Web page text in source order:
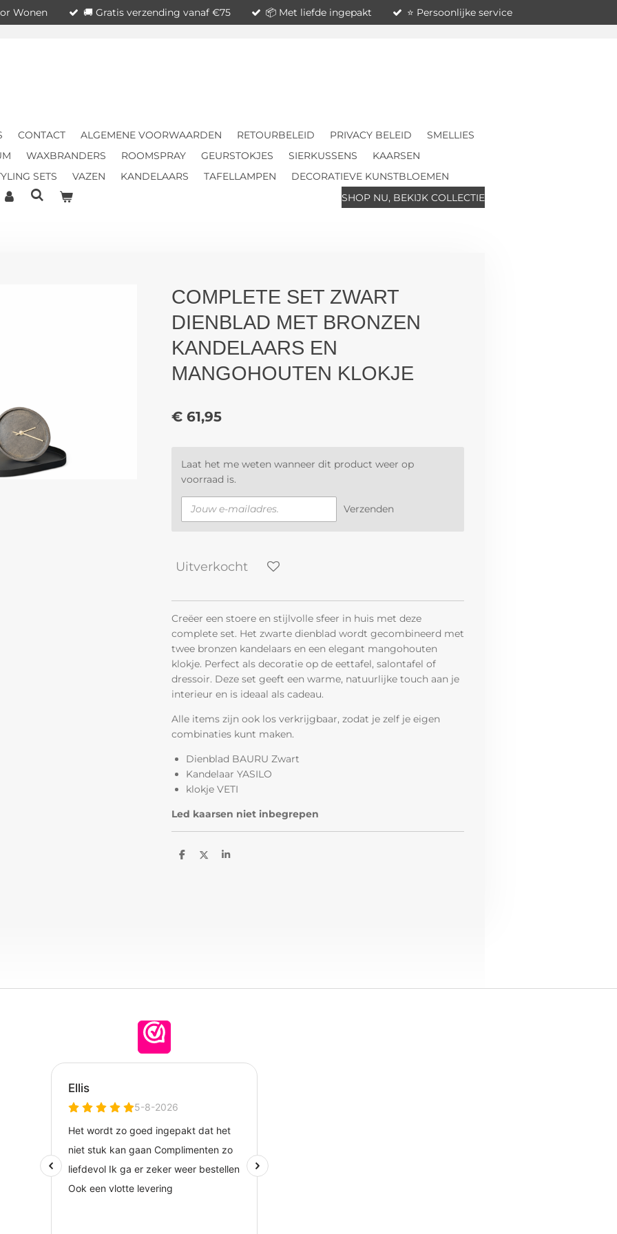
Wonen 🚚 Gratis verzending vanaf €75 📦 Met liefde ingepakt ⭐ Persoonlijke service
CONTACT ALGEMENE VOORWAARDEN RETOURBELEID PRIVACY BELEID
SMELLIES
WAXBRANDERS ROOMSPRAY GEURSTOKJES SIERKUSSENS
KAARSEN
SETS
VAZEN KANDELAARS TAFELLAMPEN
DECORATIEVE KUNSTBLOEMEN
SHOP NU, BEKIJK COLLECTIE
COMPLETE SET ZWART
DIENBLAD MET BRONZEN
KANDELAARS EN
MANGOHOUTEN KLOKJE
€ 61,95
Laat het me weten wanneer dit product weer op
voorraad is.
Verzenden
Uitverkocht
Creëer een stoere en stijlvolle sfeer in huis met deze
complete set. Het zwarte dienblad wordt gecombineerd met
twee bronzen kandelaars en een elegant mangohouten
klokje. Perfect als decoratie op de eettafel, salontafel of
dressoir. Deze set geeft een warme, natuurlijke touch aan je
interieur en is ideaal als cadeau.
Alle items zijn ook los verkrijgbaar, zodat je zelf je eigen
combinaties kunt maken.
Dienblad BAURU Zwart
Kandelaar YASILO
klokje VETI
Led kaarsen niet inbegrepen
D
D
S